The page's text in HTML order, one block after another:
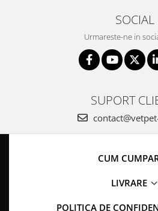
SOCIAL
Urmareste-ne in
SUPORT
CUM
LIVRARE
POLITICA DE